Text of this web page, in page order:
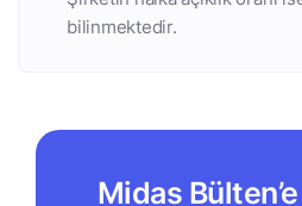
bilinmektedir.
Midas